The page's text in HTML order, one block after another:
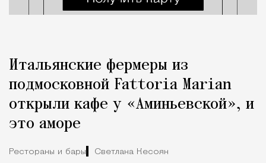
Итальянские фермеры из
подмосковной Fattoria Marian
открыли кафе у «Аминьевской», и
это аморе
Рестораны и бары Светлана Кесоян